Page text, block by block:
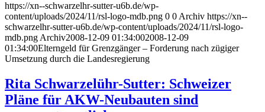
https://xn--schwarzelhr-sutter-u6b.de/wp-
content/uploads/2024/11/rsl-logo-mdb.png 0 0 Archiv https://xn--
schwarzelhr-sutter-u6b.de/wp-content/uploads/2024/11/rsl-logo-
mdb.png Archiv2008-12-09 01:34:002008-12-09
01:34:00Elterngeld für Grenzgänger – Forderung nach zügiger
Umsetzung durch die Landesregierung
Rita Schwarzelühr-Sutter: Schweizer
Pläne für AKW-Neubauten sind